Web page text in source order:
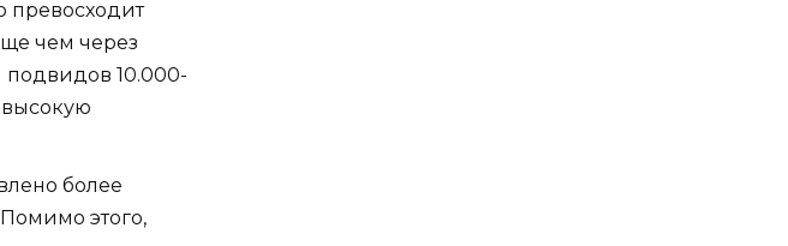
превосходит
чем через
подвидов 10.000-
высокую
более
этого,